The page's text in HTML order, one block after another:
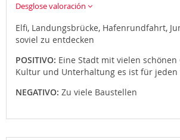
Desglose valoración
Elfi, Landungsbrücke, Hafenrundfahrt,
soviel zu entdecken
POSITIVO: Eine Stadt mit vielen schönen
Kultur und Unterhaltung es ist für jeden
NEGATIVO: Zu viele Baustellen